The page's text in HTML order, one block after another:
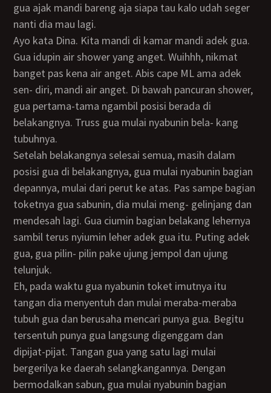
gua ajak mandi bareng aja siapa tau kalo udah seger
nanti dia mau lagi.
Ayo kata Dina. Kita mandi di kamar mandi adek gua.
Gua idupin air shower yang anget. Wuihhh, nikmat
banget pas kena air anget. Abis cape ML ama adek
sen- diri, mandi air anget. Di bawah pancuran shower,
gua pertama-tama ngambil posisi berada di
belakangnya. Truss gua mulai nyabunin bela- kang
tubuhnya.
Setelah belakangnya selesai semua, masih dalam
posisi gua di belakangnya, gua mulai nyabunin bagian
depannya, mulai dari perut ke atas. Pas sampe bagian
toketnya gua sabunin, dia mulai meng- gelinjang dan
mendesah lagi. Gua ciumin bagian belakang lehernya
sambil terus nyiumin leher adek gua itu. Puting adek
gua, gua pilin- pilin pake ujung jempol dan ujung
telunjuk.
Eh, pada waktu gua nyabunin toket imutnya itu
tangan dia menyentuh dan mulai meraba-meraba
tubuh gua dan berusaha mencari punya gua. Begitu
tersentuh punya gua langsung digenggam dan
dipijat-pijat. Tangan gua yang satu lagi mulai
bergerilya ke daerah selangkangannya. Dengan
bermodalkan sabun, gua mulai nyabunin bagian